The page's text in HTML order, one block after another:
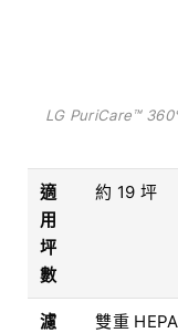
LG PuriCare™
適
用
坪
數
約 19 坪
濾
雙重